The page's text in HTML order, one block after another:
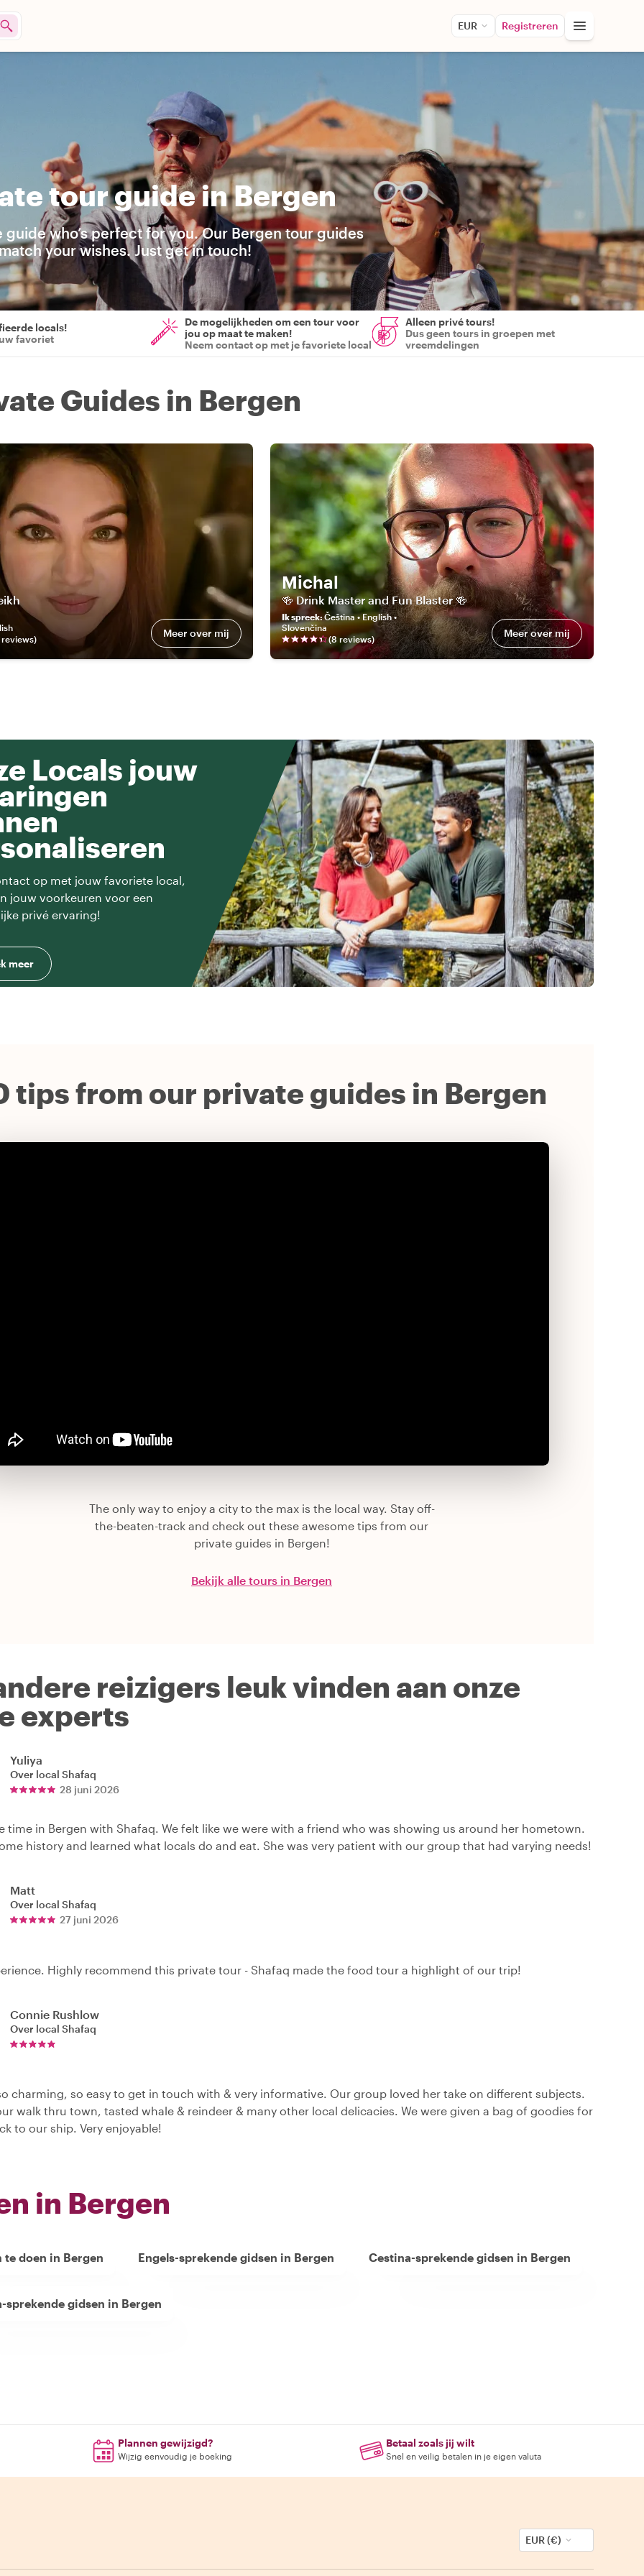
EUR Registreren
tour guide in Bergen
guide who’s perfect for you. Our Bergen tour guides
your wishes. Just get in touch!
locals!
favoriet
De mogelijkheden om een tour voor
jou op maat te maken!
Neem contact op met je favoriete local
Alleen privé tours!
Dus geen tours in groepen met
vreemdelingen
Guides in Bergen
reviews) Meer over mij
Michal
🍻 Drink Master and Fun Blaster 🍻
Ik spreek:Čeština • English •
Slovenčina
(8 reviews) Meer over mij
Locals jouw
op met jouw favoriete local,
jouw voorkeuren voor een
privé ervaring!
meer
tips from our private guides in Bergen
The only way to enjoy a city to the max is the local way. Stay off-
the-beaten-track and check out these awesome tips from our
private guides in Bergen!
Bekijk alle tours in Bergen
reizigers leuk vinden aan onze
experts
Yuliya
Over local Shafaq
28 juni 2026
time in Bergen with Shafaq. We felt like we were with a friend who was showing us around her hometown.
history and learned what locals do and eat. She was very patient with our group that had varying needs!
Matt
Over local Shafaq
27 juni 2026
Highly recommend this private tour - Shafaq made the food tour a highlight of our trip!
Connie Rushlow
Over local Shafaq
charming, so easy to get in touch with & very informative. Our group loved her take on different subjects.
walk thru town, tasted whale & reindeer & many other local delicacies. We were given a bag of goodies for
to our ship. Very enjoyable!
in Bergen
te doen in Bergen Engels-sprekende gidsen in Bergen Cestina-sprekende gidsen in Bergen
sprekende gidsen in Bergen
Plannen gewijzigd?
Wijzig eenvoudig je boeking
Betaal zoals jij wilt
Snel en veilig betalen in je eigen valuta
EUR (€)